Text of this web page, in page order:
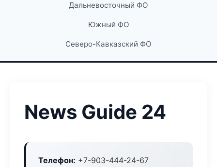
Дальневосточный ФО
Южный ФО
Северо-Кавказский ФО
News Guide 24
Телефон: +7-903-444-24-67